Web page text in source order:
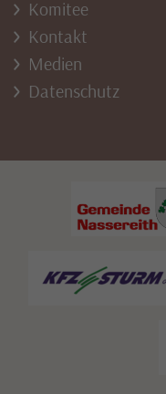
Komitee
Kontakt
Medien
Datenschutz